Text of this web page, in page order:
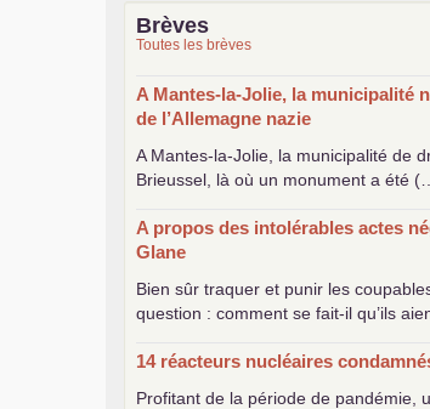
Brèves
Toutes les brèves
A Mantes-la-Jolie, la municipalité
de l’Allemagne nazie
A Mantes-la-Jolie, la municipalité de
Brieussel, là où un monument a été
A propos des intolérables actes
Glane
Bien sûr traquer et punir les
question : comment se fait-il qu’ils
14 réacteurs nucléaires
Profitant de la période de pandémie,